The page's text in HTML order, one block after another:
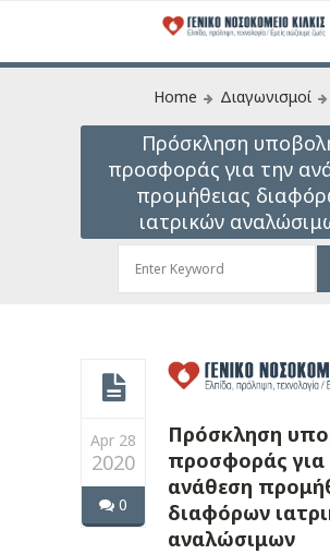
Home Διαγωνισμοί
Πρόσκληση
προσφοράς για την
προμήθειας
ιατρικών
Apr 28
2020
0
Πρόσκληση
προσφοράς για
ανάθεση
διαφόρων
αναλώσιμων